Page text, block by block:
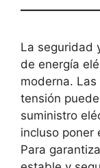
La seguridad
de energía
moderna.
tensión
suministro
incluso poner
Para